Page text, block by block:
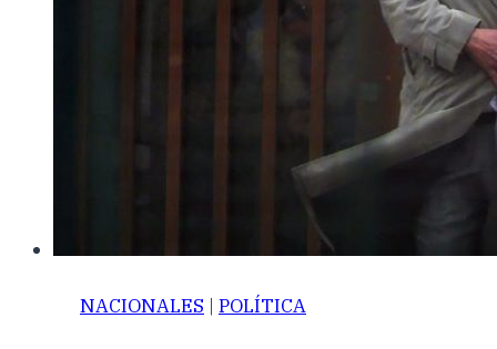
NACIONALES | POLÍTICA